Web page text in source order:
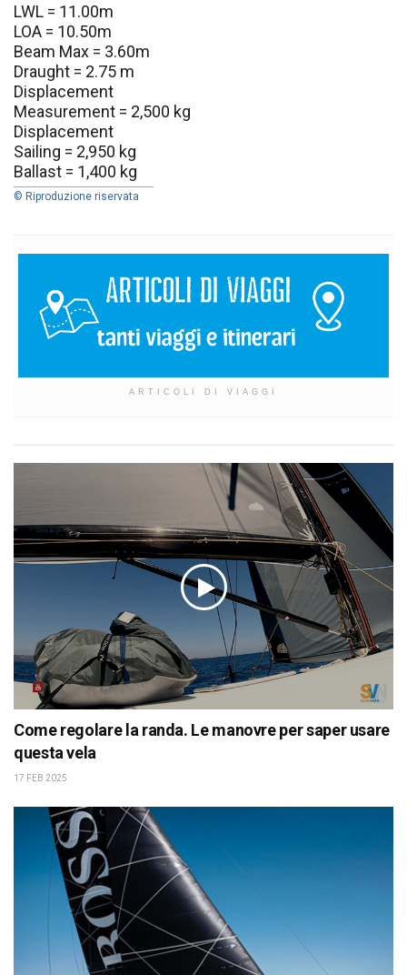
LWL = 11.00m
LOA = 10.50m
Beam Max = 3.60m
Draught = 2.75 m
Displacement
Measurement = 2,500 kg
Displacement
Sailing = 2,950 kg
Ballast = 1,400 kg
© Riproduzione riservata
ARTICOLI DI VIAGGI
Come regolare la randa. Le manovre per saper usare
questa vela
17 FEB 2025